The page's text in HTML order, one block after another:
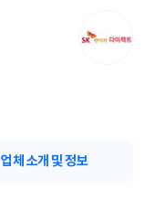
업체 소개 및 정보